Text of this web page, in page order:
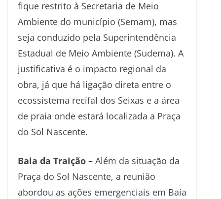
fique restrito à Secretaria de Meio
Ambiente do município (Semam), mas
seja conduzido pela Superintendência
Estadual de Meio Ambiente (Sudema). A
justificativa é o impacto regional da
obra, já que há ligação direta entre o
ecossistema recifal dos Seixas e a área
de praia onde estará localizada a Praça
do Sol Nascente.
Baia da Traição – Além da situação da
Praça do Sol Nascente, a reunião
abordou as ações emergenciais em Baía